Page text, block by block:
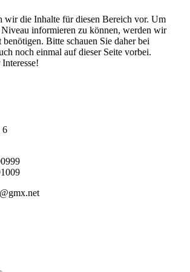
wir die Inhalte für diesen Bereich vor. Um
informieren zu können, werden wir
Bitte schauen Sie daher bei
noch einmal auf dieser Seite vorbei.
6